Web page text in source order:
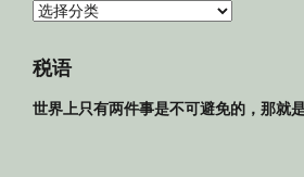
法
库
税语
世界上只有两件事是不可避免的，那就